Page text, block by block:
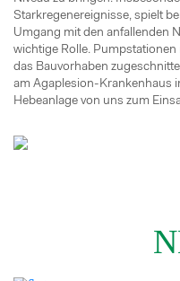
Starkregenereignisse, spielt
Umgang mit den anfallenden
wichtige Rolle.
das Bauvorhaben
am Agaplesion-Krankenhaus
Hebeanlage von uns zum